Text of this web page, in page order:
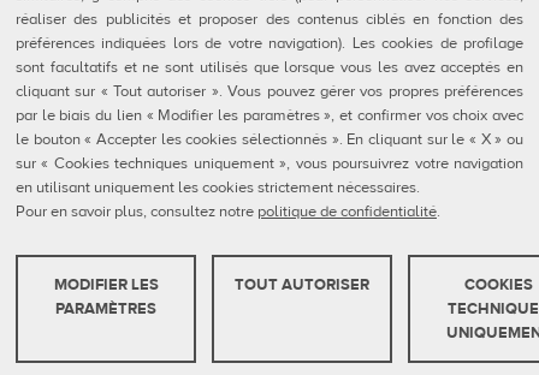
réaliser des publicités et proposer des contenus ciblés en fonction des
préférences indiquées lors de votre navigation). Les cookies de profilage
sont facultatifs et ne sont utilisés que lorsque vous les avez acceptés en
cliquant sur « Tout autoriser ». Vous pouvez gérer vos propres préférences
par le biais du lien « Modifier les paramètres », et confirmer vos choix avec
le bouton « Accepter les cookies sélectionnés ». En cliquant sur le « X » ou
sur « Cookies techniques uniquement », vous poursuivrez votre navigation
en utilisant uniquement les cookies strictement nécessaires.
Pour en savoir plus, consultez notre politique de confidentialité.
COOKIES TECHNIQUES
COOKIES
TOUT AUTORISER
MODIFIER LES
PARAMÈTRES
Sans Frais 866-650-2425
866-460-QAMF (7263)
Fax (804) 559-8650
QubicaAMF Produits
Mendes
Entreprise
eShop
Contact
Formulaires FDS
Privacy Policy
Cookie Policy
Cookie Settings
Rapports De Dénonciation
Portail Client
QubicaAMF Europe spa - Via della Croce Coperta, 15 40128 Bologna, Italy - VAT
Copyright © 2026 Qubica Holdings s.r.l. All rights reserved.